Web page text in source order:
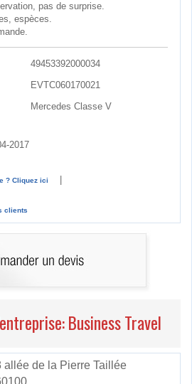
pas de surprise.
espèces.
49453392000034
EVTC060170021
Mercedes Classe V
2017
? Cliquez ici
clients
Business Travel
allée de la Pierre Taillée